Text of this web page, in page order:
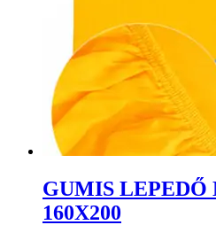
GUMIS LEPEDŐ
160X200